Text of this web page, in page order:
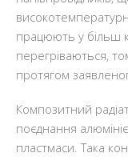
працюють у більш
перегріваються,
протягом
Композитний
поєднання
пластмаси. Така